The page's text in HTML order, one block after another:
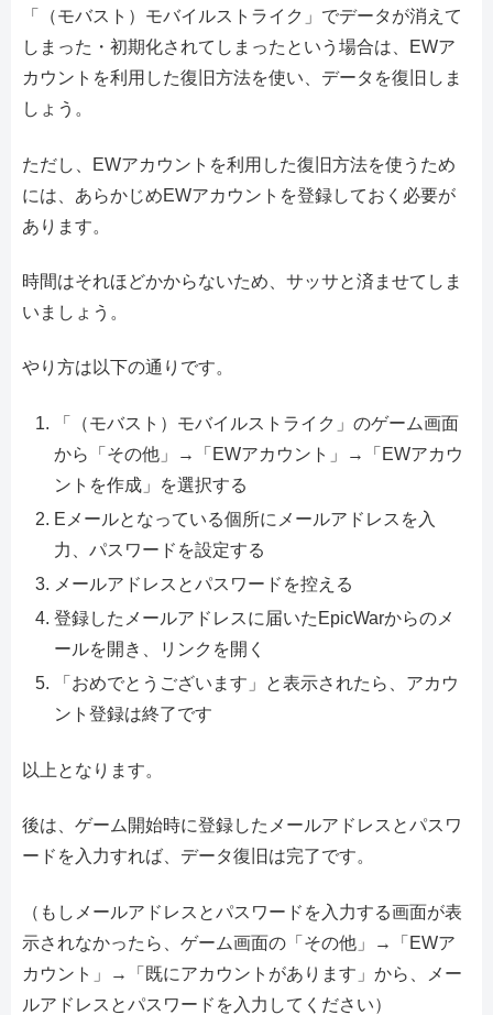
「（モバスト）モバイルストライク」でデータが消えて
しまった・初期化されてしまったという場合は、EWア
カウントを利用した復旧方法を使い、データを復旧しま
しょう。
ただし、EWアカウントを利用した復旧方法を使うため
には、あらかじめEWアカウントを登録しておく必要が
あります。
時間はそれほどかからないため、サッサと済ませてしま
いましょう。
やり方は以下の通りです。
「（モバスト）モバイルストライク」のゲーム画面
から「その他」→「EWアカウント」→「EWアカウ
ントを作成」を選択する
Eメールとなっている個所にメールアドレスを入
力、パスワードを設定する
メールアドレスとパスワードを控える
登録したメールアドレスに届いたEpicWarからのメ
ールを開き、リンクを開く
「おめでとうございます」と表示されたら、アカウ
ント登録は終了です
以上となります。
後は、ゲーム開始時に登録したメールアドレスとパスワ
ードを入力すれば、データ復旧は完了です。
（もしメールアドレスとパスワードを入力する画面が表
示されなかったら、ゲーム画面の「その他」→「EWア
カウント」→「既にアカウントがあります」から、メー
ルアドレスとパスワードを入力してください）